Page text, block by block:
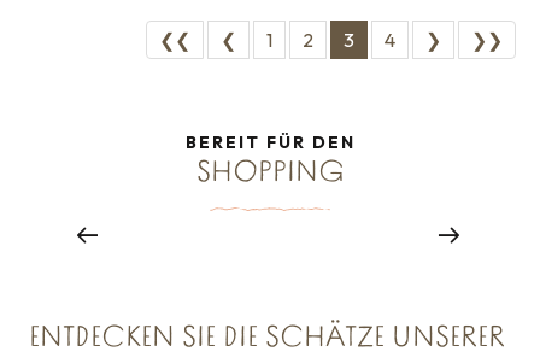
❮❮ ❮ 1 2 3 4 ❯ ❯❯
BEREIT FÜR DEN
SHOPPING
ENTDECKEN SIE DIE SCHÄTZE UNSERER